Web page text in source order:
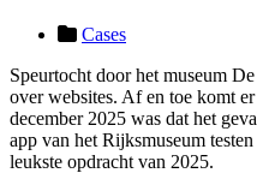
Cases
Speurtocht door het museum
over websites. Af en toe komt
december 2025 was dat het
app van het Rijksmuseum
leukste opdracht van 2025.